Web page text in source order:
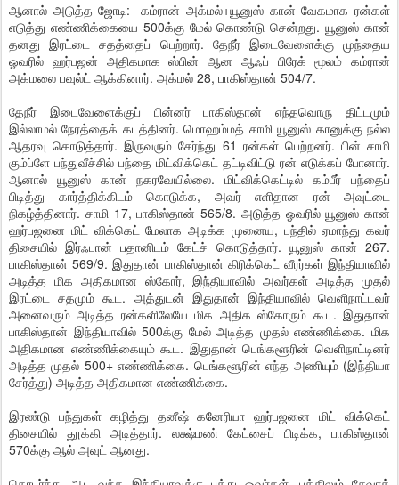
ஆனால் அடுத்த ஜோடி:- கம்ரான் அக்மல்+யூனுஸ் கான் வேகமாக ரன்கள்
எடுத்து எண்ணிக்கையை 500க்கு மேல் கொண்டு சென்றது. யூனுஸ் கான்
தனது இரட்டை சதத்தைப் பெற்றார். தேநீர் இடைவேளைக்கு முந்தைய
ஓவரில் ஹர்பஜன் அதிகமாக ஸ்பின் ஆன ஆஃப் பிரேக் மூலம் கம்ரான்
அக்மலை பவுல்ட் ஆக்கினார். அக்மல் 28, பாகிஸ்தான் 504/7.
தேநீர் இடைவேளைக்குப் பின்னர் பாகிஸ்தான் எந்தவொரு திட்டமும்
இல்லாமல் நேரத்தைக் கடத்தினர். மொஹம்மத் சாமி யூனுஸ் கானுக்கு நல்ல
ஆதரவு கொடுத்தார். இருவரும் சேர்ந்து 61 ரன்கள் பெற்றனர். பின் சாமி
கும்ப்ளே பந்துவீச்சில் பந்தை மிட்விக்கெட் தட்டிவிட்டு ரன் எடுக்கப் போனார்.
ஆனால் யூனுஸ் கான் நகரவேயில்லை. மிட்விக்கெட்டில் கம்பீர் பந்தைப்
பிடித்து கார்த்திக்கிடம் கொடுக்க, அவர் எளிதான ரன் அவுட்டை
நிகழ்த்தினார். சாமி 17, பாகிஸ்தான் 565/8. அடுத்த ஓவரில் யூனுஸ் கான்
ஹர்பஜனை மிட் விக்கெட் மேலாக அடிக்க முனைய, பந்தில் ஏமாந்து கவர்
திசையில் இர்ஃபான் பதானிடம் கேட்ச் கொடுத்தார். யூனுஸ் கான் 267.
பாகிஸ்தான் 569/9. இதுதான் பாகிஸ்தான் கிரிக்கெட் வீரர்கள் இந்தியாவில்
அடித்த மிக அதிகமான ஸ்கோர், இந்தியாவில் அவர்கள் அடித்த முதல்
இரட்டை சதமும் கூட. அத்துடன் இதுதான் இந்தியாவில் வெளிநாட்டவர்
அனைவரும் அடித்த ரன்களிலேயே மிக அதிக ஸ்கோரும் கூட. இதுதான்
பாகிஸ்தான் இந்தியாவில் 500க்கு மேல் அடித்த முதல் எண்ணிக்கை. மிக
அதிகமான எண்ணிக்கையும் கூட. இதுதான் பெங்களூரின் வெளிநாட்டினர்
அடித்த முதல் 500+ எண்ணிக்கை. பெங்களூரின் எந்த அணியும் (இந்தியா
சேர்த்து) அடித்த அதிகமான எண்ணிக்கை.
இரண்டு பந்துகள் கழித்து தனீஷ் கனேரியா ஹர்பஜனை மிட் விக்கெட்
திசையில் தூக்கி அடித்தார். லக்ஷ்மண் கேட்சைப் பிடிக்க, பாகிஸ்தான்
570க்கு ஆல் அவுட் ஆனது.